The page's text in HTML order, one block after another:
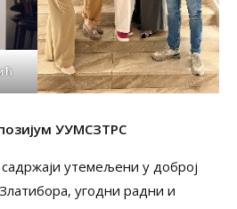
УУМСЗТРС
утемељени у доброј
угодни радни и